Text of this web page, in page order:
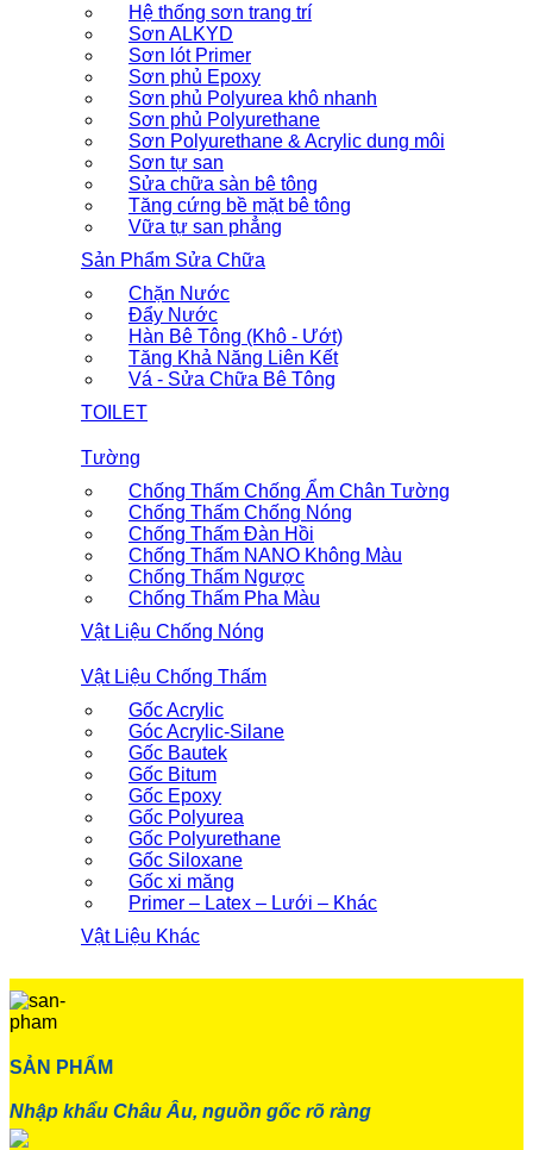
Hệ thống sơn trang trí
Sơn ALKYD
Sơn lót Primer
Sơn phủ Epoxy
Sơn phủ Polyurea khô nhanh
Sơn phủ Polyurethane
Sơn Polyurethane & Acrylic dung môi
Sơn tự san
Sửa chữa sàn bê tông
Tăng cứng bề mặt bê tông
Vữa tự san phẳng
Sản Phẩm Sửa Chữa
Chặn Nước
Đẩy Nước
Hàn Bê Tông (Khô - Ướt)
Tăng Khả Năng Liên Kết
Vá - Sửa Chữa Bê Tông
TOILET
Tường
Chống Thấm Chống Ẩm Chân Tường
Chống Thấm Chống Nóng
Chống Thấm Đàn Hồi
Chống Thấm NANO Không Màu
Chống Thấm Ngược
Chống Thấm Pha Màu
Vật Liệu Chống Nóng
Vật Liệu Chống Thấm
Gốc Acrylic
Góc Acrylic-Silane
Gốc Bautek
Gốc Bitum
Gốc Epoxy
Gốc Polyurea
Gốc Polyurethane
Gốc Siloxane
Gốc xi măng
Primer – Latex – Lưới – Khác
Vật Liệu Khác
SẢN PHẨM
Nhập khẩu Châu Âu, nguồn gốc rõ ràng